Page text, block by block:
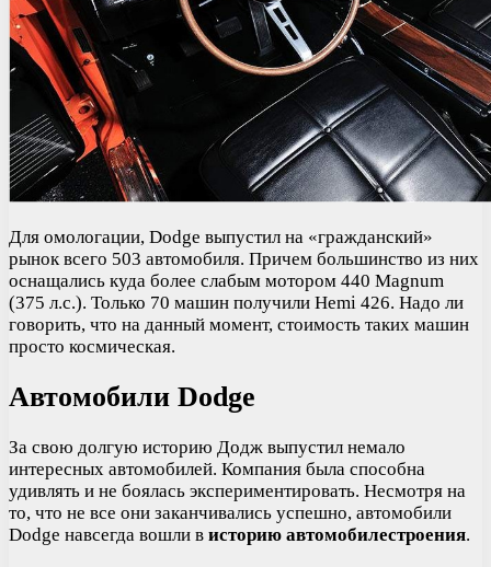
Для омологации, Dodge выпустил на «гражданский»
рынок всего 503 автомобиля. Причем большинство из них
оснащались куда более слабым мотором 440 Magnum
(375 л.с.). Только 70 машин получили Hemi 426. Надо ли
говорить, что на данный момент, стоимость таких машин
просто космическая.
Автомобили Dodge
За свою долгую историю Додж выпустил немало
интересных автомобилей. Компания была способна
удивлять и не боялась экспериментировать. Несмотря на
то, что не все они заканчивались успешно, автомобили
Dodge навсегда вошли в историю автомобилестроения.